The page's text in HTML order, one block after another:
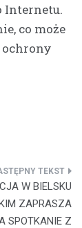
Internetu.
co może
ochrony
W BIELSKU
ZAPRASZA
SPOTKANIE Z